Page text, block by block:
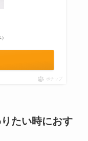
ポチップ
たい時におす